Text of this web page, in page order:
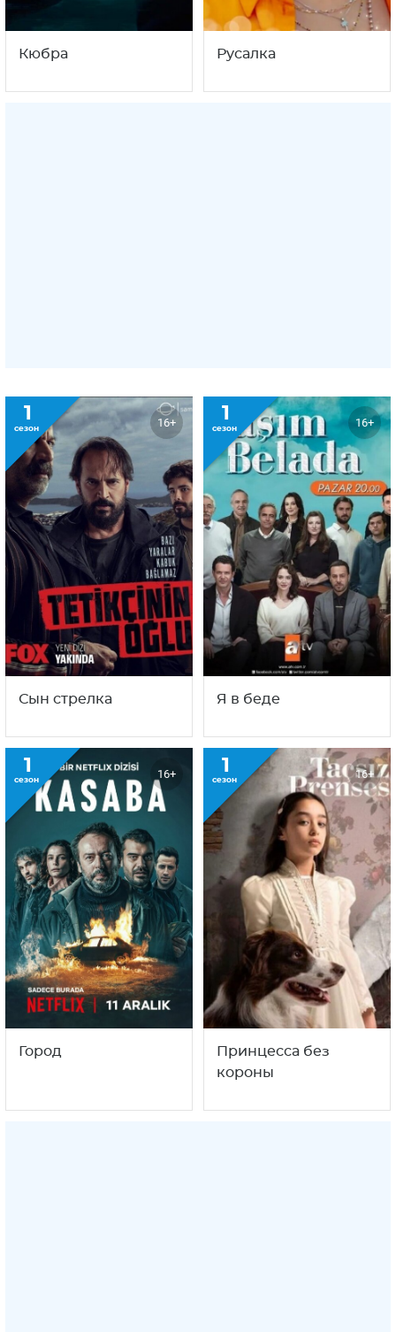
Кюбра Русалка
1
сезон 16+
Сын стрелка
1
сезон 16+
Я в беде
1
сезон 16+
Город
1
сезон 16+
Принцесса без
короны